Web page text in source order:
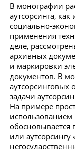
В монографии
аутсорсинга,
социально-
применения
деле,
архивных
и маркировки
документов. В
задачи
На примере
обосновывается
или